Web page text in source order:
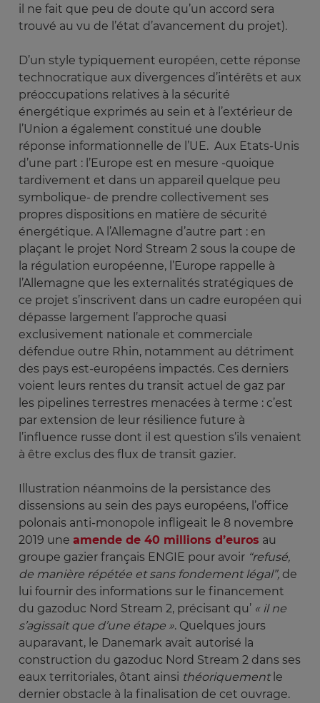
il ne fait que peu de doute qu’un accord sera
trouvé au vu de l’état d’avancement du projet).
D’un style typiquement européen, cette réponse
technocratique aux divergences d’intérêts et aux
préoccupations relatives à la sécurité
énergétique exprimés au sein et à l’extérieur de
l’Union a également constitué une double
réponse informationnelle de l’UE. Aux Etats-Unis
d’une part : l’Europe est en mesure -quoique
tardivement et dans un appareil quelque peu
symbolique- de prendre collectivement ses
propres dispositions en matière de sécurité
énergétique. A l’Allemagne d’autre part : en
plaçant le projet Nord Stream 2 sous la coupe de
la régulation européenne, l’Europe rappelle à
l’Allemagne que les externalités stratégiques de
ce projet s’inscrivent dans un cadre européen qui
dépasse largement l’approche quasi
exclusivement nationale et commerciale
défendue outre Rhin, notamment au détriment
des pays est-européens impactés. Ces derniers
voient leurs rentes du transit actuel de gaz par
les pipelines terrestres menacées à terme : c’est
par extension de leur résilience future à
l’influence russe dont il est question s’ils venaient
à être exclus des flux de transit gazier.
Illustration néanmoins de la persistance des
dissensions au sein des pays européens, l’office
polonais anti-monopole infligeait le 8 novembre
2019 une amende de 40 millions d’euros au
groupe gazier français ENGIE pour avoir “refusé,
de manière répétée et sans fondement légal”, de
lui fournir des informations sur le financement
du gazoduc Nord Stream 2, précisant qu’ « il ne
s’agissait que d’une étape ». Quelques jours
auparavant, le Danemark avait autorisé la
construction du gazoduc Nord Stream 2 dans ses
eaux territoriales, ôtant ainsi théoriquementle
dernier obstacle à la finalisation de cet ouvrage.